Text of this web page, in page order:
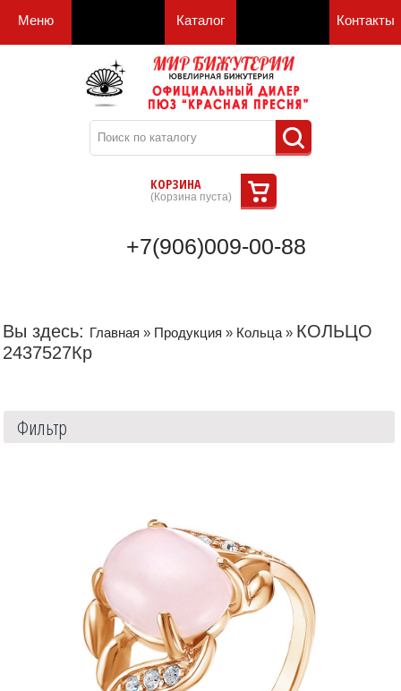
Меню Каталог Контакты
КОРЗИНА
(Корзина пуста)
+7(906)009-00-88
Вы здесь: Главная » Продукция » Кольца » КОЛЬЦО
2437527Кр
Фильтр